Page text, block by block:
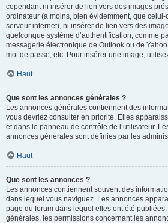
cependant ni insérer de lien vers des images
ordinateur (à moins, bien évidemment, que celui-
serveur internet), ni insérer de lien vers des
quelconque système d’authentification, comme
messagerie électronique de Outlook ou de
mot de passe, etc. Pour insérer une image,
Haut
Que sont les annonces générales ?
Les annonces générales contiennent des
vous devriez consulter en priorité. Elles
et dans le panneau de contrôle de l’utilisateur.
annonces générales sont définies par les
Haut
Que sont les annonces ?
Les annonces contiennent souvent des
dans lequel vous naviguez. Les annonces
page du forum dans lequel elles ont été
générales, les permissions concernant les